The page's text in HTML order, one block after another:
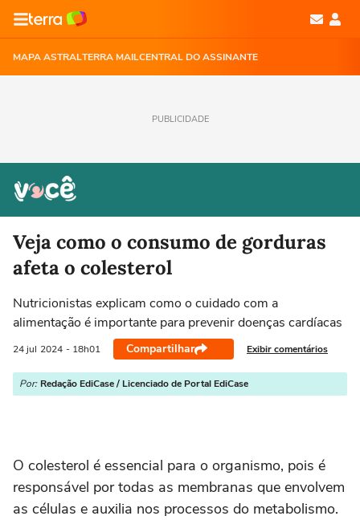
MAPA ASTRALTERRA MAILCENTRAL DO ASSINANTE
PUBLICIDADE
Veja como o consumo de gorduras
afeta o colesterol
Nutricionistas explicam como o cuidado com a
alimentação é importante para prevenir doenças cardíacas
24 jul 2024 - 18h01 Compartilhar Exibir comentários
Por: Redação EdiCase / Licenciado de Portal EdiCase
O colesterol é essencial para o organismo, pois é
responsável por todas as membranas que envolvem
as células e auxilia nos processos do metabolismo.